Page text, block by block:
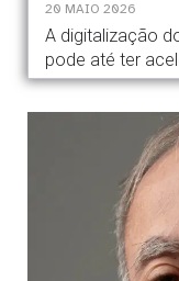
20 MAIO 2026
A digitalização
pode até ter